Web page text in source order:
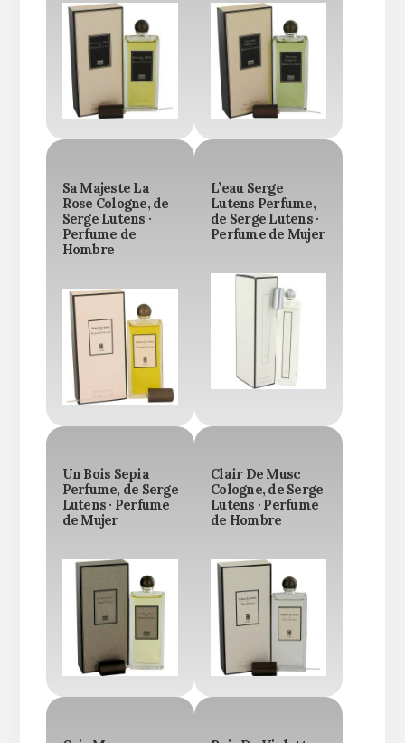
Sa Majeste La
Rose Cologne, de
Serge Lutens ·
Perfume de
Hombre
L’eau Serge
Lutens Perfume,
de Serge Lutens ·
Perfume de Mujer
Un Bois Sepia
Perfume, de Serge
Lutens · Perfume
de Mujer
Clair De Musc
Cologne, de Serge
Lutens · Perfume
de Hombre